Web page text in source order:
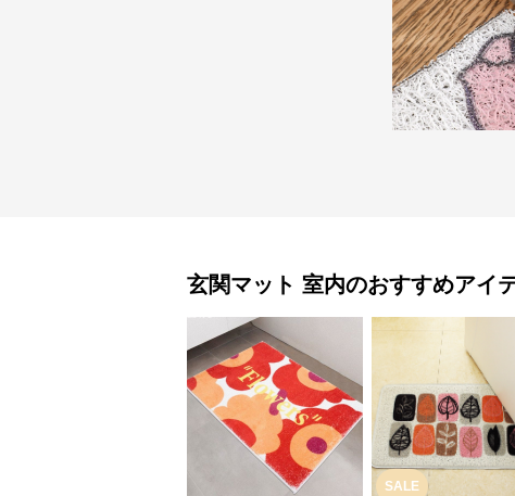
玄関マット 室内のおすすめアイ
SALE